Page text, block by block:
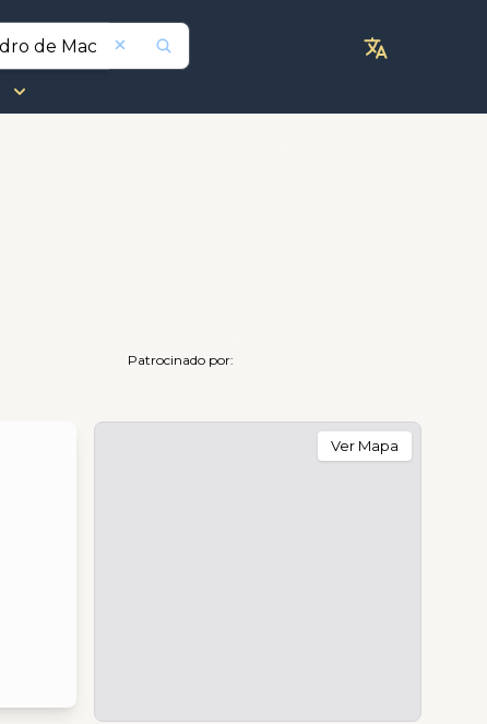
Patrocinado por:
Ver Mapa